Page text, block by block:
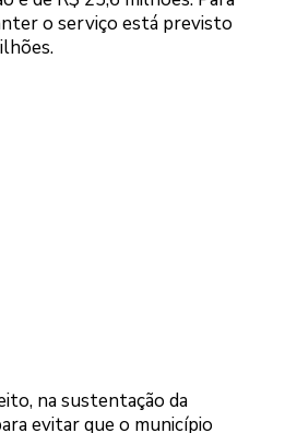
o serviço está previsto
na sustentação da
evitar que o município